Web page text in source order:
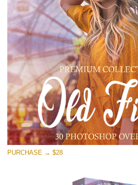
Entire Collection
(1783 Overlays)
Large 6000*4000px
Stažení zdarma
PURCHASE → $28